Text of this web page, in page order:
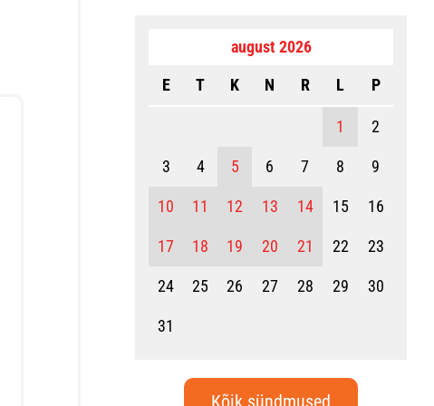
august 2026
E
T K N R L P
1 2
3 4 5 6 7 8 9
10 11 12 13 14 15 16
17 18 19 20 21 22 23
24 25 26 27 28 29 30
31
Kõik sündmused